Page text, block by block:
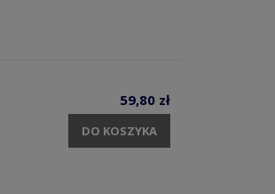
59,80 zł
DO KOSZYKA